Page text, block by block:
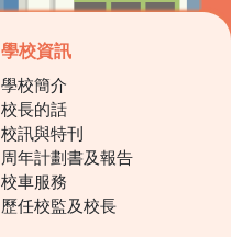
學校資訊
學校簡介
校長的話
校訊與特刊
周年計劃書及報告
校車服務
歷任校監及校長